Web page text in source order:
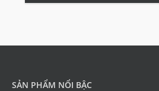
SẢN PHẨM NỔI BẬC